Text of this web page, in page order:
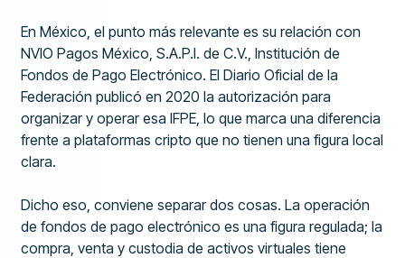
En México, el punto más relevante es su relación con
NVIO Pagos México, S.A.P.I. de C.V., Institución de
Fondos de Pago Electrónico. El Diario Oficial de la
Federación publicó en 2020 la autorización para
organizar y operar esa IFPE, lo que marca una diferencia
frente a plataformas cripto que no tienen una figura local
clara.
Dicho eso, conviene separar dos cosas. La operación
de fondos de pago electrónico es una figura regulada; la
compra, venta y custodia de activos virtuales tiene